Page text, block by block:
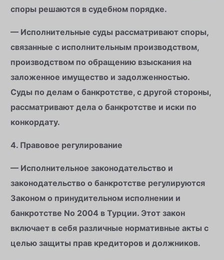
споры решаются в судебном порядке.
— Исполнительные суды рассматривают споры,
связанные с исполнительным производством,
производством по обращению взыскания на
заложенное имущество и задолженностью.
Суды по делам о банкротстве, с другой стороны,
рассматривают дела о банкротстве и иски по
конкордату.
4. Правовое регулирование
— Исполнительное законодательство и
законодательство о банкротстве регулируются
Законом о принудительном исполнении и
банкротстве No 2004 в Турции. Этот закон
включает в себя различные нормативные акты с
целью защиты прав кредиторов и должников.